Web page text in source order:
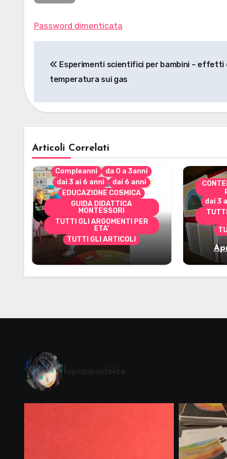
Password dimenticata
articoli
Esperimenti scientifici per bambini – effetti
temperatura sui gas
Articoli Correlati
Compleanni
da 0 a 3anni
dai 3 ai 6 anni
dai 6 anni
EDUCAZIONE COSMICA
GUIDA DIDATTICA
MONTESSORI
TUTTI GLI ARGOMENTI PER
ETA'
TUTTI GLI ARTICOLI
Alcuni materiali per
accompagnare la
Cerimonia del Sole
dai 3